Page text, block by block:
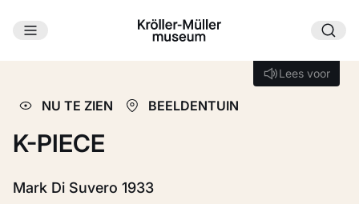
Ga naar hoofdinhoud
Lees voor
Lees voor
NU TE ZIEN BEELDENTUIN
K-PIECE
Mark Di Suvero 1933